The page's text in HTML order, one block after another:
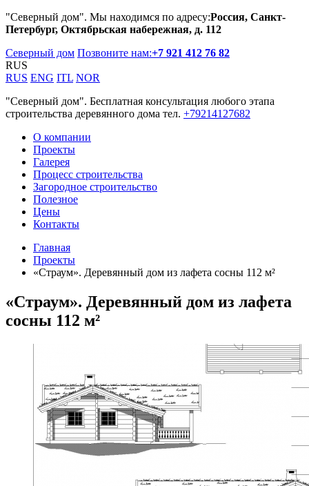
"Северный дом". Мы находимся по адресу:Россия, Санкт-
Петербург, Октябрьская набережная, д. 112
Северный дом Позвоните нам:+7 921 412 76 82
RUS
RUS ENG ITL NOR
"Северный дом". Бесплатная консультация любого этапа
строительства деревянного дома тел. +79214127682
О компании
Проекты
Галерея
Процесс строительства
Загородное строительство
Полезное
Цены
Контакты
Главная
Проекты
«Страум». Деревянный дом из лафета сосны 112 м²
«Страум». Деревянный дом из лафета
сосны 112 м²